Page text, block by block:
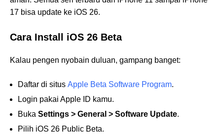
17 bisa update ke iOS 26.
Cara Install iOS 26 Beta
Kalau pengen nyobain duluan, gampang banget:
Daftar di situs Apple Beta Software Program.
Login pakai Apple ID kamu.
Buka Settings > General > Software Update.
Pilih iOS 26 Public Beta.